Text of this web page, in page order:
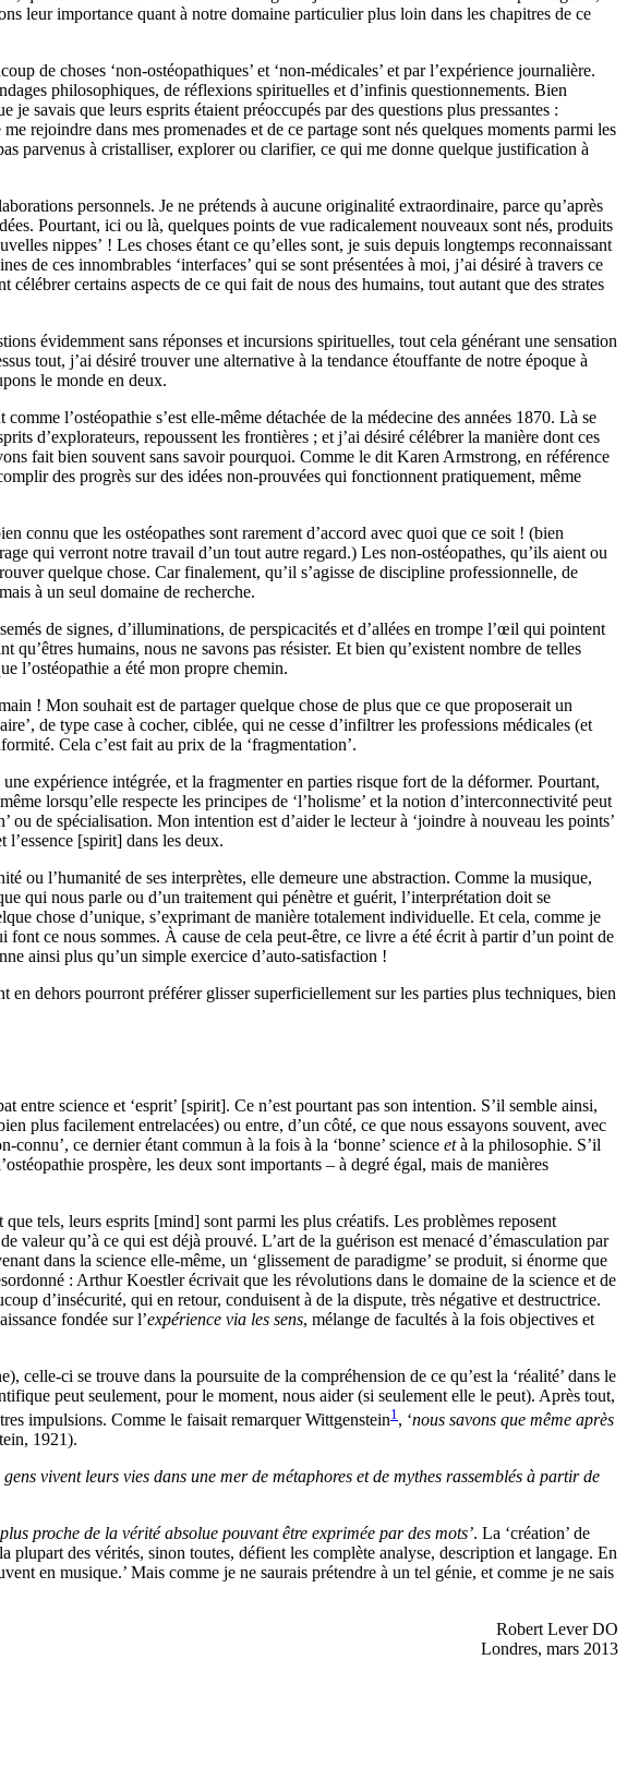
leur importance quant à notre domaine particulier plus loin dans les chapitres de ce
de choses ‘non-ostéopathiques’ et ‘non-médicales’ et par l’expérience journalière.
philosophiques, de réflexions spirituelles et d’infinis questionnements. Bien
je savais que leurs esprits étaient préoccupés par des questions plus pressantes :
me rejoindre dans mes promenades et de ce partage sont nés quelques moments parmi les
parvenus à cristalliser, explorer ou clarifier, ce qui me donne quelque justification à
personnels. Je ne prétends à aucune originalité extraordinaire, parce qu’après
Pourtant, ici ou là, quelques points de vue radicalement nouveaux sont nés, produits
nippes’ ! Les choses étant ce qu’elles sont, je suis depuis longtemps reconnaissant
de ces innombrables ‘interfaces’ qui se sont présentées à moi, j’ai désiré à travers ce
célébrer certains aspects de ce qui fait de nous des humains, tout autant que des strates
évidemment sans réponses et incursions spirituelles, tout cela générant une sensation
tout, j’ai désiré trouver une alternative à la tendance étouffante de notre époque à
le monde en deux.
l’ostéopathie s’est elle-même détachée de la médecine des années 1870. Là se
d’explorateurs, repoussent les frontières ; et j’ai désiré célébrer la manière dont ces
fait bien souvent sans savoir pourquoi. Comme le dit Karen Armstrong, en référence
des progrès sur des idées non-prouvées qui fonctionnent pratiquement, même
connu que les ostéopathes sont rarement d’accord avec quoi que ce soit ! (bien
qui verront notre travail d’un tout autre regard.) Les non-ostéopathes, qu’ils aient ou
quelque chose. Car finalement, qu’il s’agisse de discipline professionnelle, de
à un seul domaine de recherche.
s de signes, d’illuminations, de perspicacités et d’allées en trompe l’œil qui pointent
qu’êtres humains, nous ne savons pas résister. Et bien qu’existent nombre de telles
l’ostéopathie a été mon propre chemin.
! Mon souhait est de partager quelque chose de plus que ce que proposerait un
de type case à cocher, ciblée, qui ne cesse d’infiltrer les professions médicales (et
Cela c’est fait au prix de la ‘fragmentation’.
expérience intégrée, et la fragmenter en parties risque fort de la déformer. Pourtant,
lorsqu’elle respecte les principes de ‘l’holisme’ et la notion d’interconnectivité peut
ou de spécialisation. Mon intention est d’aiderle lecteurà ‘joindre à nouveau les points’
l’essence [spirit] dans les deux.
ou l’humanité de ses interprètes, elle demeure une abstraction. Comme la musique,
qui nous parle ou d’un traitement qui pénètre et guérit, l’interprétation doit se
chose d’unique, s’exprimant de manière totalement individuelle. Et cela, comme je
font ce nous sommes. À cause de cela peut-être, ce livre a été écrit à partir d’un point de
ainsi plus qu’un simple exercice d’auto-satisfaction !
en dehors pourront préférer glisser superficiellement sur les parties plus techniques, bien
entre science et ‘esprit’ [spirit]. Ce n’est pourtant pas son intention. S’il semble ainsi,
plus facilement entrelacées) ou entre, d’un côté, ce que nous essayons souvent, avec
connu’, ce dernier étant commun à la fois à la ‘bonne’ science età la philosophie. S’il
prospère, les deux sont importants – à degré égal, mais de manières
tels, leurs esprits [mind] sont parmi les plus créatifs. Les problèmes reposent
valeur qu’à ce qui est déjà prouvé. L’art de la guérison est menacé d’émasculation par
dans la science elle-même, un ‘glissement de paradigme’ se produit, si énorme que
: Arthur Koestler écrivait que les révolutions dans le domaine de la science et de
d’insécurité, qui en retour, conduisent à de la dispute, très négative et destructrice.
fondée sur l’expérience via les sens, mélange de facultés à la fois objectives et
celle-ci se trouve dans la poursuite de la compréhension de ce qu’est la ‘réalité’ dans le
peut seulement, pour le moment, nous aider (si seulement elle le peut). Après tout,
impulsions. Comme le faisait remarquer Wittgenstein1 , ‘nous savons que même après
1921).
gens vivent leurs vies dans une mer de métaphores et de mythes rassemblés à partir de
proche de la vérité absolue pouvant être exprimée par des mots’. La ‘création’ de
des vérités, sinon toutes, défient les complète analyse, description et langage. En
en musique.’ Mais comme je ne saurais prétendre à un tel génie, et comme je ne sais
Robert Lever DO
Londres, mars 2013